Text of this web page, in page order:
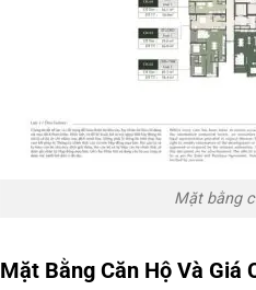
Mặt bằng
Mặt Bằng Căn Hộ Và Giá